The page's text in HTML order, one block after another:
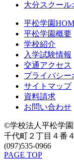
大分スクール
平松学園
平松学園概要
学校紹介
入学試験情報
交通アクセス
プライバシー
サイトマップ
資料請求
お問い合わせ
©学校法人平松学
千代町２丁目４番
(097)535-0966
PAGE TOP